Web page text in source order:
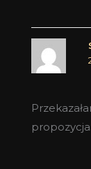
propozycja.